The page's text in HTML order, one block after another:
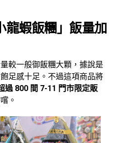
龍蝦飯糰」飯量加
較一般御飯糰大顆，據說是
足感十足。不過這項商品將
過 800 間 7-11 門市限定販
。